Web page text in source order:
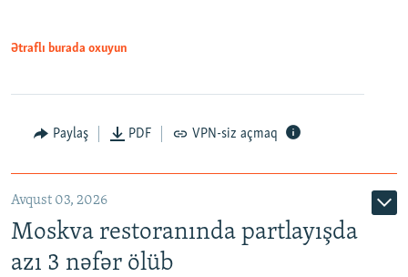
Ətraflı burada oxuyun
Paylaş PDF VPN-siz açmaq
Avqust 03, 2026
Moskva restoranında partlayışda
azı 3 nəfər ölüb